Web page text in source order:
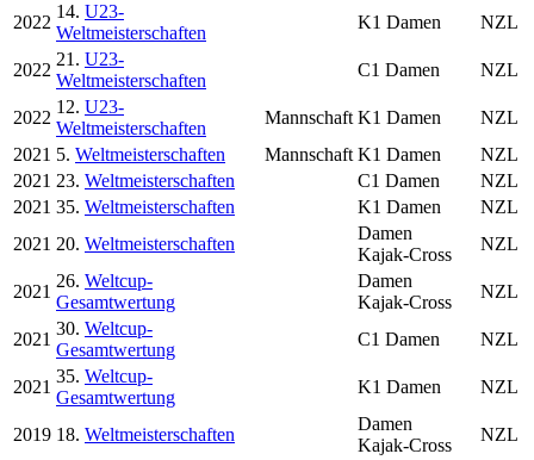
2022
14. U23-
Weltmeisterschaften
K1 Damen NZL
2022
21. U23-
Weltmeisterschaften
C1 Damen NZL
2022
12. U23-
Weltmeisterschaften
Mannschaft K1 Damen
NZL
2021 5. Weltmeisterschaften Mannschaft K1 Damen
NZL
2021 23. Weltmeisterschaften C1 Damen
NZL
2021 35. Weltmeisterschaften K1 Damen
NZL
2021 20. Weltmeisterschaften
Damen
Kajak-Cross
NZL
2021
26. Weltcup-
Gesamtwertung
Damen
Kajak-Cross
NZL
2021
30. Weltcup-
Gesamtwertung
C1 Damen NZL
2021
35. Weltcup-
Gesamtwertung
K1 Damen NZL
2019 18. Weltmeisterschaften
Damen
Kajak-Cross
NZL